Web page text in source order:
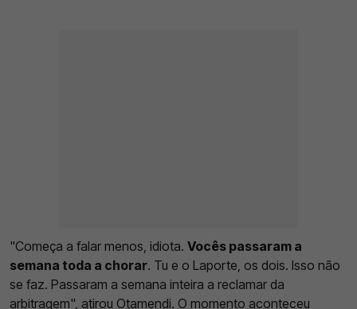
"Começa a falar menos, idiota. Vocês passaram a
semana toda a chorar. Tu e o Laporte, os dois. Isso não
se faz. Passaram a semana inteira a reclamar da
arbitragem", atirou Otamendi. O momento aconteceu